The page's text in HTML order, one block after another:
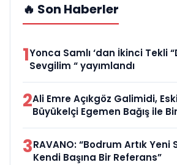
🔥 Son Haberler
1Yonca Samlı ‘dan İkinci Tekli
Sevgilim “ yayımlandı
2Ali Emre Açıkgöz Galimidi,
Büyükelçi Egemen Bağış ile
3RAVANO: “Bodrum Artık Yeni
Kendi Başına Bir Referans”